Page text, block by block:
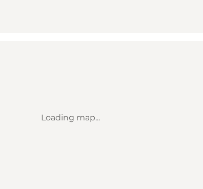
Loading map...